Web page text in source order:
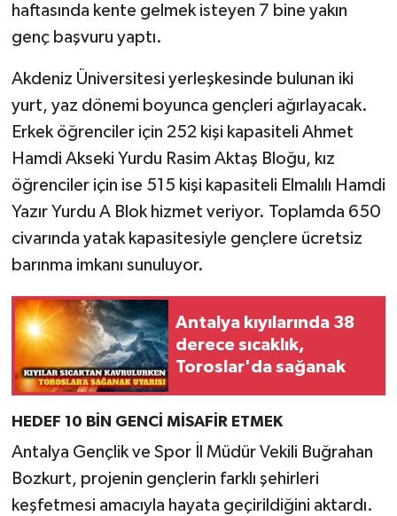
haftasında kente gelmek isteyen 7 bine yakın
genç başvuru yaptı.
Akdeniz Üniversitesi yerleşkesinde bulunan iki
yurt, yaz dönemi boyunca gençleri ağırlayacak.
Erkek öğrenciler için 252 kişi kapasiteli Ahmet
Hamdi Akseki Yurdu Rasim Aktaş Bloğu, kız
öğrenciler için ise 515 kişi kapasiteli Elmalılı Hamdi
Yazır Yurdu A Blok hizmet veriyor. Toplamda 650
civarında yatak kapasitesiyle gençlere ücretsiz
barınma imkanı sunuluyor.
Antalya kıyılarında 38
derece sıcaklık,
Toroslar'da sağanak
HEDEF 10 BİN GENCİ MİSAFİR ETMEK
Antalya Gençlik ve Spor İl Müdür Vekili Buğrahan
Bozkurt, projenin gençlerin farklı şehirleri
keşfetmesi amacıyla hayata geçirildiğini aktardı.